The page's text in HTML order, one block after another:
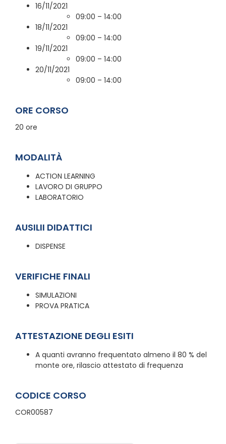
16/11/2021
09:00 – 14:00
18/11/2021
09:00 – 14:00
19/11/2021
09:00 – 14:00
20/11/2021
09:00 – 14:00
ORE CORSO
20 ore
MODALITÀ
ACTION LEARNING
LAVORO DI GRUPPO
LABORATORIO
AUSILII DIDATTICI
DISPENSE
VERIFICHE FINALI
SIMULAZIONI
PROVA PRATICA
ATTESTAZIONE DEGLI ESITI
A quanti avranno frequentato almeno il 80 % del
monte ore, rilascio attestato di frequenza
CODICE CORSO
COR00587